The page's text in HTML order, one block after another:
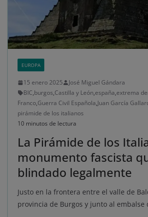
EUROPA
15 enero 2025
José Miguel Gándara
BIC,burgos,Castilla y León,españa,extrema
Franco,Guerra Civil Española,Juan García
pirámide de los italianos
10 minutos de lectura
La Pirámide de los
monumento fascista
blindado legalmente
Justo en la frontera entre el valle de
provincia de Burgos y junto al embalse